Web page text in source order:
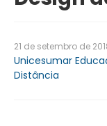
21 de setembro de
Unicesumar
Distância